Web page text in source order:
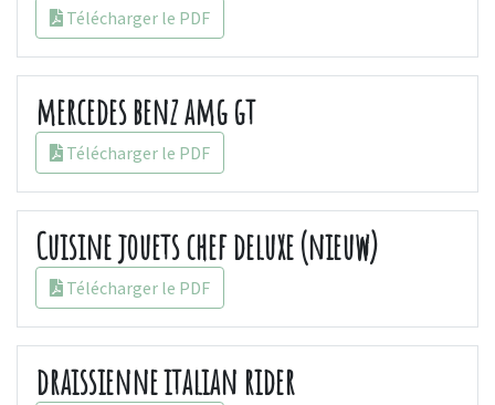
Télécharger le PDF
mercedes benz amg gt
Télécharger le PDF
Cuisine jouets chef deluxe (nieuw)
Télécharger le PDF
draissienne italian rider